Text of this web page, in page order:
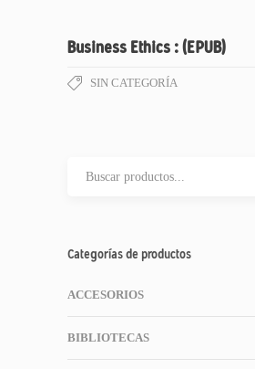
Business Ethics : (EPUB)
SIN CATEGORÍA
Categorías de productos
ACCESORIOS
BIBLIOTECAS